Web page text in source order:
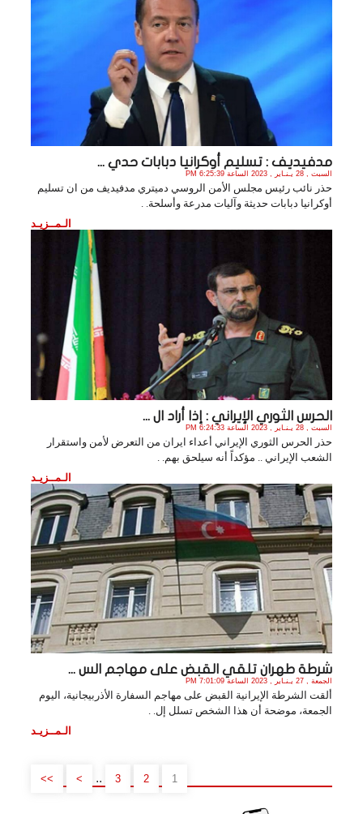
مدفيديف : تسليم أوكرانيا دبابات حدي ...
السبت , 28 يـنـاير , 2023 الساعة 6:25:39 PM
حذر نائب رئيس مجلس الأمن الروسي دميتري مدفيديف من ان تسليم
أوكرانيا دبابات حديثة وآليات مدرعة وأسلحة. .
الـمــزيـد
الحرس الثوري الإيراني : إذا أراد ال ...
السبت , 28 يـنـاير , 2023 الساعة 6:24:33 PM
حذر الحرس الثوري الإيراني أعداء ايران من التعرض لأمن واستقرار
الشعب الإيراني .. مؤكداً أنه سيلحق بهم. .
الـمــزيـد
شرطة طهران تلقي القبض على مهاجم الس ...
الجمعة , 27 يـنـاير , 2023 الساعة 7:01:09 PM
ألقت الشرطة الإيرانية القبض على مهاجم السفارة الأذربيجانية، اليوم
الجمعة، موضحة أن هذا الشخص تسلل إل. .
الـمــزيـد
1
2
3
..
>
>>